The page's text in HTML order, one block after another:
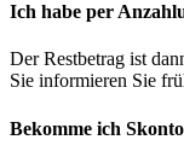
Ich habe per
Der Restbetrag ist
Sie informieren Sie
Bekomme ich